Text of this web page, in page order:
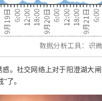
。社交网络上对于阳澄湖大
了。